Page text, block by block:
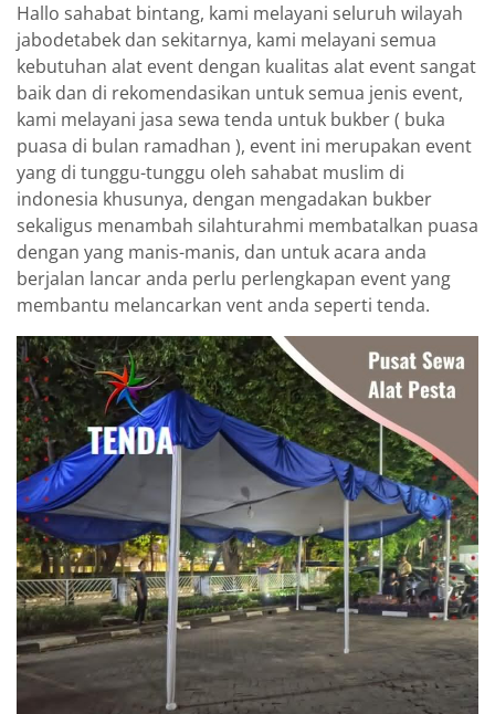
Hallo sahabat bintang, kami melayani seluruh wilayah
jabodetabek dan sekitarnya, kami melayani semua
kebutuhan alat event dengan kualitas alat event sangat
baik dan di rekomendasikan untuk semua jenis event,
kami melayani jasa sewa tenda untuk bukber ( buka
puasa di bulan ramadhan ), event ini merupakan event
yang di tunggu-tunggu oleh sahabat muslim di
indonesia khusunya, dengan mengadakan bukber
sekaligus menambah silahturahmi membatalkan puasa
dengan yang manis-manis, dan untuk acara anda
berjalan lancar anda perlu perlengkapan event yang
membantu melancarkan vent anda seperti tenda.